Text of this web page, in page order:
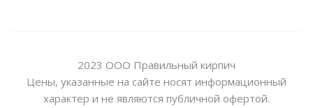
2023 ООО Правильный кирпич
Цены, указанные на сайте носят информационный
характер и не являются публичной офертой.